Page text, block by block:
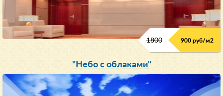
1800 900 руб/м2
"Небо с облаками"